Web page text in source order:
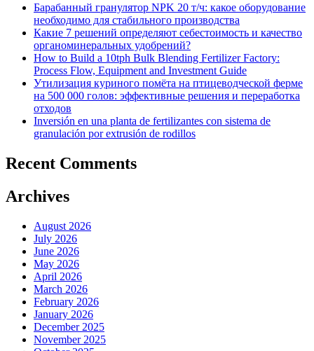
Барабанный гранулятор NPK 20 т/ч: какое оборудование
необходимо для стабильного производства
Какие 7 решений определяют себестоимость и качество
органоминеральных удобрений?
How to Build a 10tph Bulk Blending Fertilizer Factory:
Process Flow, Equipment and Investment Guide
Утилизация куриного помёта на птицеводческой ферме
на 500 000 голов: эффективные решения и переработка
отходов
Inversión en una planta de fertilizantes con sistema de
granulación por extrusión de rodillos
Recent Comments
Archives
August 2026
July 2026
June 2026
May 2026
April 2026
March 2026
February 2026
January 2026
December 2025
November 2025